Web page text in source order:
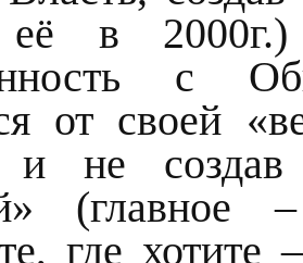
в 2000г.)
с
от своей
не создав
(главное
где хотите